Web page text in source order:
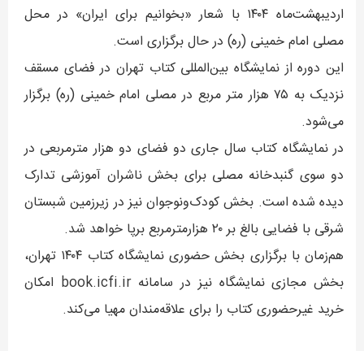
اردیبهشت‌ماه ۱۴۰۴ با شعار «بخوانیم برای ایران» در محل
مصلی امام خمینی (ره) در حال برگزاری است.
این دوره از نمایشگاه بین‌المللی کتاب تهران در فضای مسقف
نزدیک به ۷۵ هزار متر مربع در مصلی امام خمینی (ره) برگزار
می‌شود.
در نمایشگاه کتاب سال جاری دو فضای دو هزار مترمربعی در
دو سوی گنبدخانه مصلی برای بخش ناشران آموزشی تدارک‌
دیده‌ شده است. بخش کودک‌ونوجوان نیز در زیرزمین شبستان
شرقی با فضایی بالغ بر ۲۰ هزارمترمربع برپا خواهد شد.
هم‌زمان با برگزاری بخش حضوری نمایشگاه کتاب ۱۴۰۴ تهران،
بخش مجازی نمایشگاه نیز در سامانه book.icfi.ir امکان
خرید غیرحضوری کتاب را برای علاقه‌مندان مهیا می‌کند.